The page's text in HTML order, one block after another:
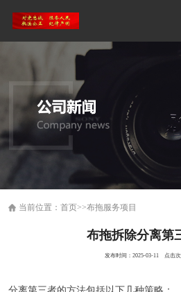
当前位置：首页>>布拖服务项目
布拖拆除分离第
发布时间：2025-03-11 点击次
‌分离第三者的方法包括以下几种策略‌：‌